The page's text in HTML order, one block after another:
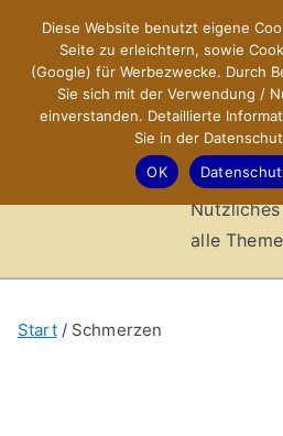
springen
X-
–
alle
Start Schmerzen
Diese Website benutzt eigene
Seite zu erleichtern, sowie
(Google) für Werbezwecke. Durch
Sie sich mit der Verwendung /
einverstanden. Detaillierte
Sie in der
OK